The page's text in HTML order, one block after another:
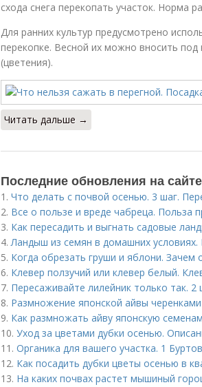
схода снега перекопать участок. Норма
Для ранних культур предусмотрено
перекопке. Весной их можно вносить под
(цветения).
Читать дальше →
Последние обновления на
1. Что делать с почвой осенью. 3 шаг.
2. Все о пользе и вреде чабреца. Польза
3. Как пересадить и выгнать садовые
4.Ландыш из семян в домашних
5. Когда обрезать груши и яблони. Зачем
6. Клевер ползучий или клевер белый.
7. Пересаживайте лилейник только так. 2
8. Размножение японской айвы
9. Как размножать айву японскую
10. Уход за цветами дубки осенью.
11. Органика для вашего участка. 1
12. Как посадить дубки цветы осенью в
13. На каких почвах растет мышиный